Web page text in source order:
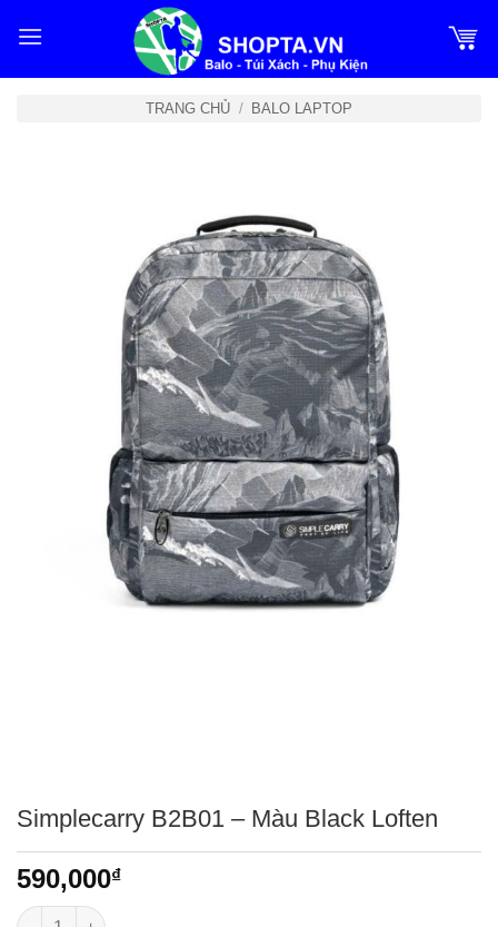
qua
TRANG CHỦ / BALO LAPTOP
Simplecarry B2B01 – Màu Black Loften
590,000₫
Simplecarry B2B01 - Màu Black Loften số lượng